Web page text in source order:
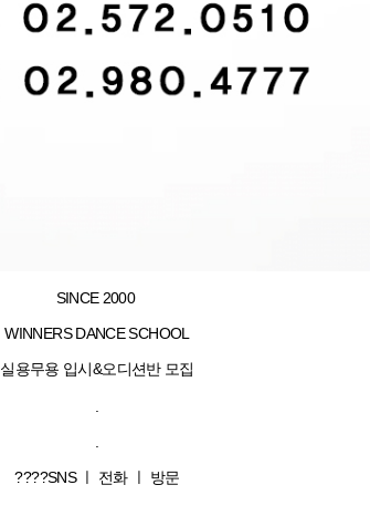
SINCE 2000
WINNERS DANCE SCHOOL
실용무용 입시&오디션반 모집
????SNS ㅣ 전화 ㅣ 방문